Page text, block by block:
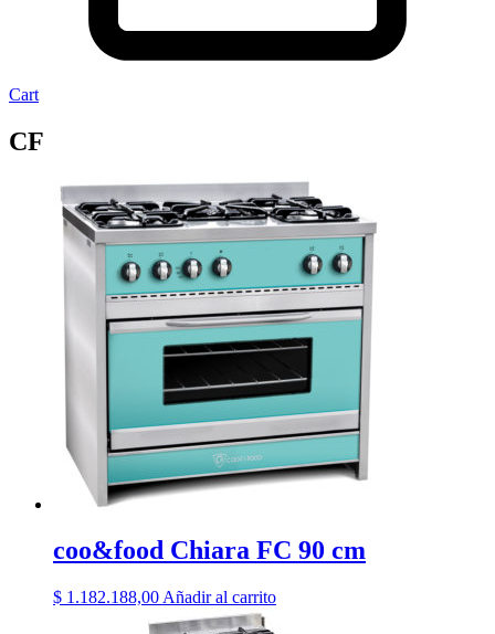
Cart
CF
coo&food Chiara FC 90 cm
$ 1.182.188,00 Añadir al carrito